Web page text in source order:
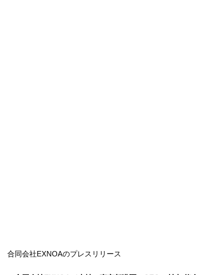
合同会社EXNOAのプレスリリース